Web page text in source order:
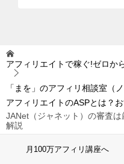
アフィリエイトで稼ぐ!ゼロか
「まを」のアフィリ相談室（
アフィリエイトのASPとは？
JANet（ジャネット）の審査
解説
月100万アフィリ講座へ